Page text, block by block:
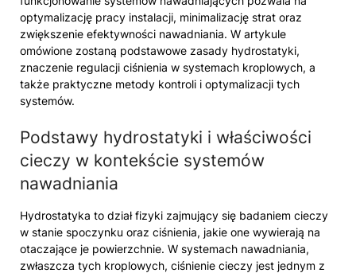
optymalizację pracy instalacji, minimalizację strat oraz
zwiększenie efektywności nawadniania. W artykule
omówione zostaną podstawowe zasady hydrostatyki,
znaczenie regulacji ciśnienia w systemach kroplowych, a
także praktyczne metody kontroli i optymalizacji tych
systemów.
Podstawy hydrostatyki i właściwości
cieczy w kontekście systemów
nawadniania
Hydrostatyka to dział fizyki zajmujący się badaniem cieczy
w stanie spoczynku oraz ciśnienia, jakie one wywierają na
otaczające je powierzchnie. W systemach nawadniania,
zwłaszcza tych kroplowych, ciśnienie cieczy jest jednym z